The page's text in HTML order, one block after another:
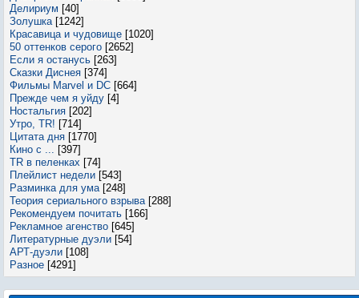
Делириум [40]
Золушка [1242]
Красавица и чудовище [1020]
50 оттенков серого [2652]
Если я останусь [263]
Сказки Диснея [374]
Фильмы Marvel и DC [664]
Прежде чем я уйду [4]
Ностальгия [202]
Утро, TR! [714]
Цитата дня [1770]
Кино с ... [397]
TR в пеленках [74]
Плейлист недели [543]
Разминка для ума [248]
Теория сериального взрыва [288]
Рекомендуем почитать [166]
Рекламное агенство [645]
Литературные дуэли [54]
АРТ-дуэли [108]
Разное [4291]